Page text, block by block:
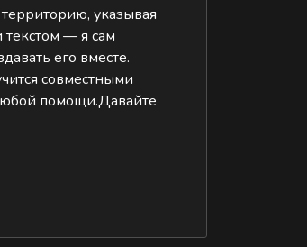
указывая
текстом — я сам
его вместе.
совместными
помощи.Давайте